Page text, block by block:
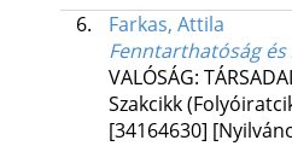
6.
Farkas, Attila
Fenntarthatóság
VALÓSÁG:
Szakcikk
[34164630]